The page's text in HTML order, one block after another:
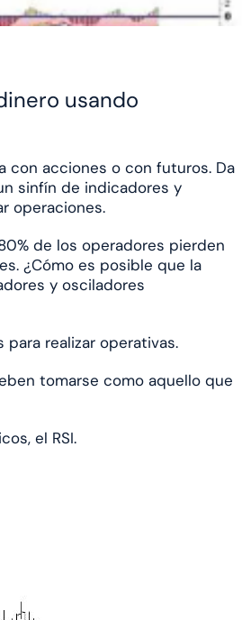
usando
con acciones o con futuros. Da
sinfín de indicadores y
operaciones.
de los operadores pierden
¿Cómo es posible que la
y osciladores
realizar operativas.
tomarse como aquello que
el RSI.